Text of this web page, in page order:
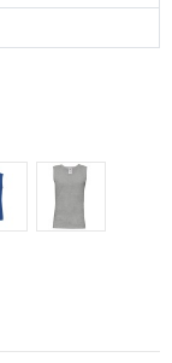
Royal Blue Sport Grey